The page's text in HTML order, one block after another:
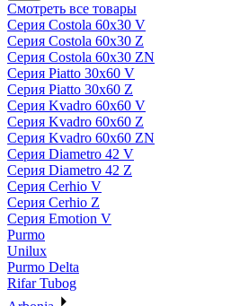
Смотреть все товары
Серия Costola 60х30 V
Серия Costola 60х30 Z
Серия Costola 60х30 ZN
Серия Piatto 30х60 V
Серия Piatto 30х60 Z
Серия Kvadro 60х60 V
Серия Kvadro 60х60 Z
Серия Kvadro 60х60 ZN
Серия Diametro 42 V
Серия Diametro 42 Z
Серия Cerhio V
Серия Cerhio Z
Серия Emotion V
Purmo
Unilux
Purmo Delta
Rifar Tubog